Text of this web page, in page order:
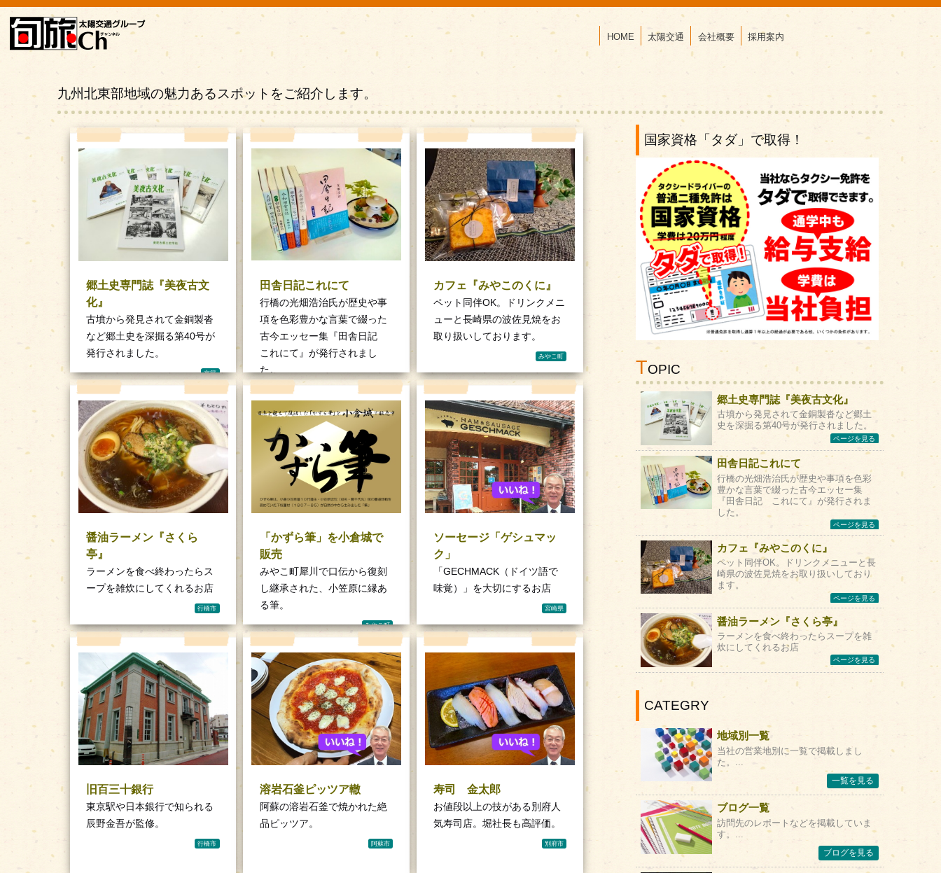
HOME 太陽交通 会社概要 採用案内
九州北東部地域の魅力あるスポットをご紹介します。
郷土史専門誌『美夜古文
化』
古墳から発見されて金銅製沓
など郷土史を深掘る第40号が
発行されました。
京築
田舎日記これにて
行橋の光畑浩治氏が歴史や事
項を色彩豊かな言葉で綴った
古今エッセー集『田舎日記
これにて』が発行されまし
た。
カフェ『みやこのくに』
ペット同伴OK。ドリンクメニ
ューと長崎県の波佐見焼をお
取り扱いしております。
みやこ町
醤油ラーメン『さくら
亭』
ラーメンを食べ終わったらス
ープを雑炊にしてくれるお店
行橋市
「かずら筆」を小倉城で
販売
みやこ町犀川で口伝から復刻
し継承された、小笠原に縁あ
る筆。
みやこ町
ソーセージ「ゲシュマッ
ク」
「GECHMACK（ドイツ語で
味覚）」を大切にするお店
宮崎県
旧百三十銀行
東京駅や日本銀行で知られる
辰野金吾が監修。
行橋市
溶岩石釜ピッツア轍
阿蘇の溶岩石釜で焼かれた絶
品ピッツア。
阿蘇市
寿司 金太郎
お値段以上の技がある別府人
気寿司店。堀社長も高評価。
別府市
国家資格「タダ」で取得！
TOPIC
郷土史専門誌『美夜古文化』
古墳から発見されて金銅製沓など郷土
史を深掘る第40号が発行されました。
ページを見る
田舎日記これにて
行橋の光畑浩治氏が歴史や事項を色彩
豊かな言葉で綴った古今エッセー集
『田舎日記 これにて』が発行されま
した。
ページを見る
カフェ『みやこのくに』
ペット同伴OK。ドリンクメニューと長
崎県の波佐見焼をお取り扱いしており
ます。
ページを見る
醤油ラーメン『さくら亭』
ラーメンを食べ終わったらスープを雑
炊にしてくれるお店
ページを見る
CATEGRY
地域別一覧
当社の営業地別に一覧で掲載しまし
た。...
一覧を見る
ブログ一覧
訪問先のレポートなどを掲載していま
す。...
ブログを見る